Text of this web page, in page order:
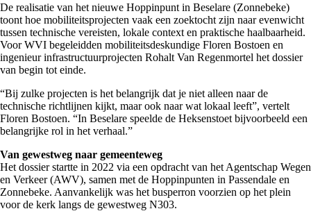
De realisatie van het nieuwe Hoppinpunt in Beselare (Zonnebeke)
toont hoe mobiliteitsprojecten vaak een zoektocht zijn naar evenwicht
tussen technische vereisten, lokale context en praktische haalbaarheid.
Voor WVI begeleidden mobiliteitsdeskundige Floren Bostoen en
ingenieur infrastructuurprojecten Rohalt Van Regenmortel het dossier
van begin tot einde.
“Bij zulke projecten is het belangrijk dat je niet alleen naar de
technische richtlijnen kijkt, maar ook naar wat lokaal leeft”, vertelt
Floren Bostoen. “In Beselare speelde de Heksenstoet bijvoorbeeld een
belangrijke rol in het verhaal.”
Van gewestweg naar gemeenteweg
Het dossier startte in 2022 via een opdracht van het Agentschap Wegen
en Verkeer (AWV), samen met de Hoppinpunten in Passendale en
Zonnebeke. Aanvankelijk was het busperron voorzien op het plein
voor de kerk langs de gewestweg N303.